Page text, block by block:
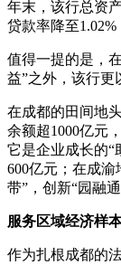
年末，该行总资
贷款率降至1.02%
值得一提的是，
益”之外，该行更
在成都的田间地
余额超1000亿元
它是企业成长的“
600亿元；在成渝
带”，创新“园融
服务区域经济样
作为扎根成都的